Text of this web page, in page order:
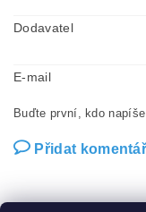
Dodavatel
E-mail
Buďte první, kdo
Přidat komentář